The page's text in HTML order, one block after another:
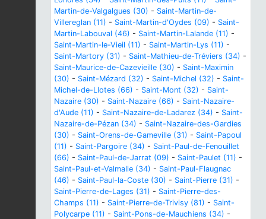
Martin-de-Valgalgues (30) - Saint-Martin-de-
Villereglan (11) - Saint-Martin-d'Oydes (09) - Saint-
Martin-Labouval (46) - Saint-Martin-Lalande (11) -
Saint-Martin-le-Vieil (11) - Saint-Martin-Lys (11) -
Saint-Martory (31) - Saint-Mathieu-de-Tréviers (34) -
Saint-Maurice-de-Cazevieille (30) - Saint-Maximin
(30) - Saint-Mézard (32) - Saint-Michel (32) - Saint-
Michel-de-Llotes (66) - Saint-Mont (32) - Saint-
Nazaire (30) - Saint-Nazaire (66) - Saint-Nazaire-
d'Aude (11) - Saint-Nazaire-de-Ladarez (34) - Saint-
Nazaire-de-Pézan (34) - Saint-Nazaire-des-Gardies
(30) - Saint-Orens-de-Gameville (31) - Saint-Papoul
(11) - Saint-Pargoire (34) - Saint-Paul-de-Fenouillet
(66) - Saint-Paul-de-Jarrat (09) - Saint-Paulet (11) -
Saint-Paul-et-Valmalle (34) - Saint-Paul-Flaugnac
(46) - Saint-Paul-la-Coste (30) - Saint-Pierre (31) -
Saint-Pierre-de-Lages (31) - Saint-Pierre-des-
Champs (11) - Saint-Pierre-de-Trivisy (81) - Saint-
Polycarpe (11) - Saint-Pons-de-Mauchiens (34) -